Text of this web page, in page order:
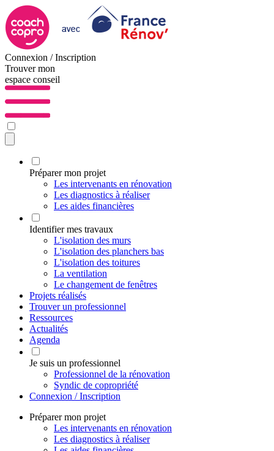
Connexion / Inscription
Trouver mon
espace conseil
Préparer mon projet
Les intervenants en rénovation
Les diagnostics à réaliser
Les aides financières
Identifier mes travaux
L'isolation des murs
L'isolation des planchers bas
L'isolation des toitures
La ventilation
Le changement de fenêtres
Projets réalisés
Trouver un professionnel
Ressources
Actualités
Agenda
Je suis un professionnel
Professionnel de la rénovation
Syndic de copropriété
Connexion / Inscription
Préparer mon projet
Les intervenants en rénovation
Les diagnostics à réaliser